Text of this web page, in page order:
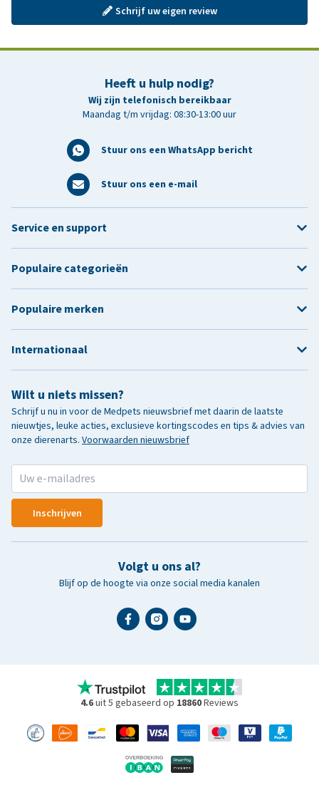
Schrijf uw eigen review
Heeft u hulp nodig?
Wij zijn telefonisch bereikbaar
Maandag t/m vrijdag: 08:30-13:00 uur
Stuur ons een WhatsApp bericht
Stuur ons een e-mail
Wilt u niets missen?
Schrijf u nu in voor de Medpets nieuwsbrief met daarin de laatste
nieuwtjes, leuke acties, exclusieve kortingscodes en tips & advies van
onze dierenarts. Voorwaarden nieuwsbrief
Inschrijven
Volgt u ons al?
Blijf op de hoogte via onze social media kanalen
Service en support
Populaire categorieën
Populaire merken
Internationaal
4.6uit 5 gebaseerd op 18860Reviews